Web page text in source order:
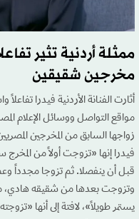
ممثلة أردنية تثير
مخرجين شقيقين
أثارت الفنانة الأردنية فيدرا
مواقع التواصل ووسائل الإعلام
زواجها السابق من المخرجين
وتزوجت بعدها من شقيقه هادي،
يستمر طويلاً»، لافتة إلى أنها